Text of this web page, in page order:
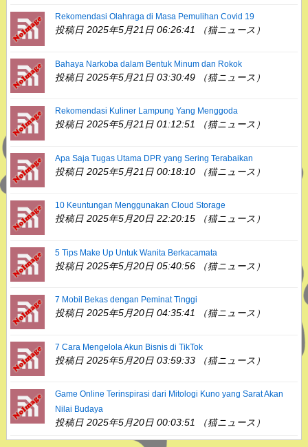
Rekomendasi Olahraga di Masa Pemulihan Covid 19
投稿日 2025年5月21日 06:26:41 （猫ニュース）
Bahaya Narkoba dalam Bentuk Minum dan Rokok
投稿日 2025年5月21日 03:30:49 （猫ニュース）
Rekomendasi Kuliner Lampung Yang Menggoda
投稿日 2025年5月21日 01:12:51 （猫ニュース）
Apa Saja Tugas Utama DPR yang Sering Terabaikan
投稿日 2025年5月21日 00:18:10 （猫ニュース）
10 Keuntungan Menggunakan Cloud Storage
投稿日 2025年5月20日 22:20:15 （猫ニュース）
5 Tips Make Up Untuk Wanita Berkacamata
投稿日 2025年5月20日 05:40:56 （猫ニュース）
7 Mobil Bekas dengan Peminat Tinggi
投稿日 2025年5月20日 04:35:41 （猫ニュース）
7 Cara Mengelola Akun Bisnis di TikTok
投稿日 2025年5月20日 03:59:33 （猫ニュース）
Game Online Terinspirasi dari Mitologi Kuno yang Sarat Akan
Nilai Budaya
投稿日 2025年5月20日 00:03:51 （猫ニュース）